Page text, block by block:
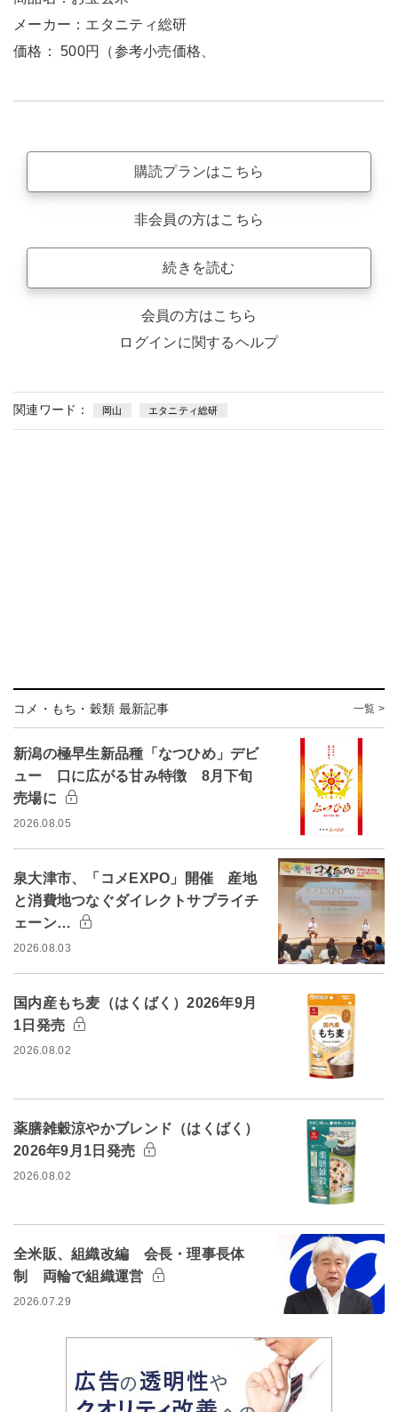
メーカー：エタニティ総研
価格： 500円（参考小売価格、
購読プランはこちら
非会員の方はこちら
続きを読む
会員の方はこちら
ログインに関するヘルプ
関連ワード： 岡山 エタニティ総研
コメ・もち・穀類 最新記事 一覧 >
新潟の極早生新品種「なつひめ」デビ
ュー 口に広がる甘み特徴 8月下旬
売場に
2026.08.05
泉大津市、「コメEXPO」開催 産地
と消費地つなぐダイレクトサプライチ
ェーン…
2026.08.03
国内産もち麦（はくばく）2026年9月
1日発売
2026.08.02
薬膳雑穀涼やかブレンド（はくばく）
2026年9月1日発売
2026.08.02
全米販、組織改編 会長・理事長体
制 両輪で組織運営
2026.07.29